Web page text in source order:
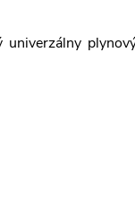
univerzálny